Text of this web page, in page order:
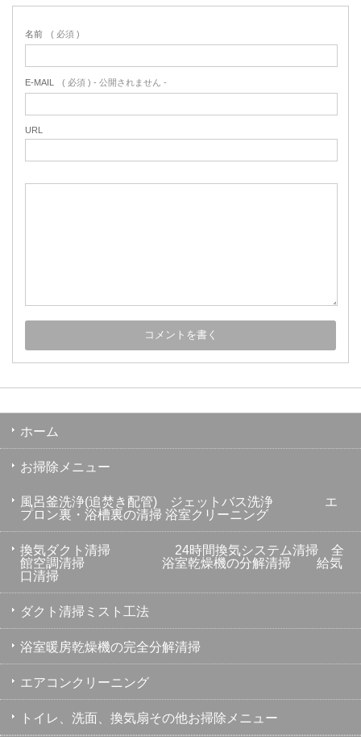
名前 ( 必須 )
E-MAIL ( 必須 ) - 公開されません -
URL
ホーム
お掃除メニュー
風呂釜洗浄(追焚き配管) ジェットバス洗浄 エ
プロン裏・浴槽裏の清掃 浴室クリーニング
換気ダクト清掃 24時間換気システム清掃 全
館空調清掃 浴室乾燥機の分解清掃 給気
口清掃
ダクト清掃ミスト工法
浴室暖房乾燥機の完全分解清掃
エアコンクリーニング
トイレ、洗面、換気扇その他お掃除メニュー